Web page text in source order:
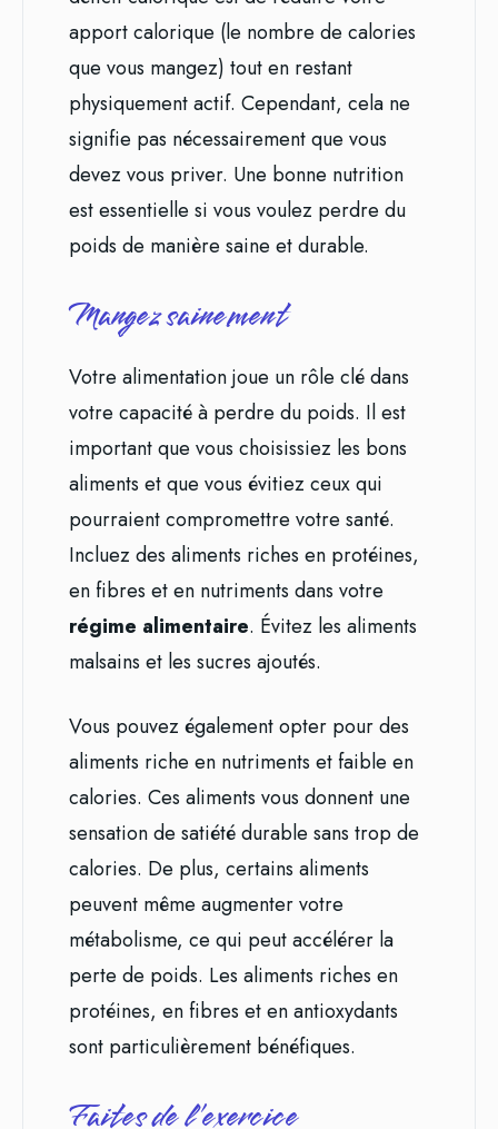
apport calorique (le nombre de calories
que vous mangez) tout en restant
physiquement actif. Cependant, cela ne
signifie pas nécessairement que vous
devez vous priver. Une bonne nutrition
est essentielle si vous voulez perdre du
poids de manière saine et durable.
Mangez sainement
Votre alimentation joue un rôle clé dans
votre capacité à perdre du poids. Il est
important que vous choisissiez les bons
aliments et que vous évitiez ceux qui
pourraient compromettre votre santé.
Incluez des aliments riches en protéines,
en fibres et en nutriments dans votre
régime alimentaire. Évitez les aliments
malsains et les sucres ajoutés.
Vous pouvez également opter pour des
aliments riche en nutriments et faible en
calories. Ces aliments vous donnent une
sensation de satiété durable sans trop de
calories. De plus, certains aliments
peuvent même augmenter votre
métabolisme, ce qui peut accélérer la
perte de poids. Les aliments riches en
protéines, en fibres et en antioxydants
sont particulièrement bénéfiques.
Faites de l’exercice